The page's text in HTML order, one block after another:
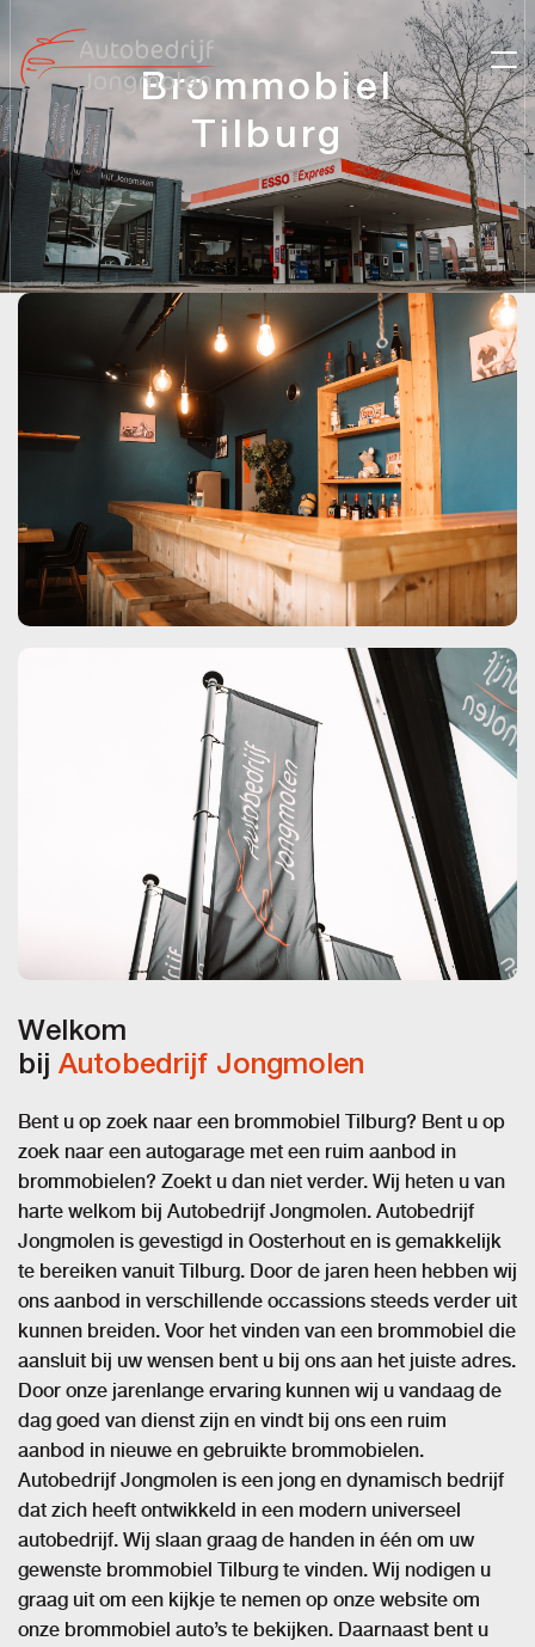
Brommobiel
Tilburg
Welkom
bij Autobedrijf Jongmolen
Bent u op zoek naar een brommobiel Tilburg? Bent u op
zoek naar een autogarage met een ruim aanbod in
brommobielen? Zoekt u dan niet verder. Wij heten u van
harte welkom bij Autobedrijf Jongmolen. Autobedrijf
Jongmolen is gevestigd in Oosterhout en is gemakkelijk
te bereiken vanuit Tilburg. Door de jaren heen hebben wij
ons aanbod in verschillende occassions steeds verder uit
kunnen breiden. Voor het vinden van een brommobiel die
aansluit bij uw wensen bent u bij ons aan het juiste adres.
Door onze jarenlange ervaring kunnen wij u vandaag de
dag goed van dienst zijn en vindt bij ons een ruim
aanbod in nieuwe en gebruikte brommobielen.
Autobedrijf Jongmolen is een jong en dynamisch bedrijf
dat zich heeft ontwikkeld in een modern universeel
autobedrijf. Wij slaan graag de handen in één om uw
gewenste brommobiel Tilburg te vinden. Wij nodigen u
graag uit om een kijkje te nemen op onze website om
onze brommobiel auto’s te bekijken. Daarnaast bent u